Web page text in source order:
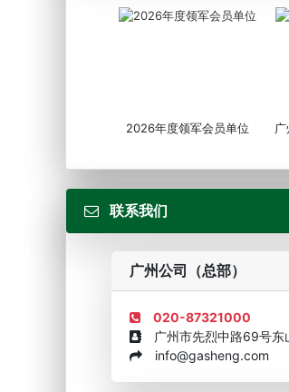
2026年度领军会员单位
联系我们
广州公司（总部）
020-87321000
广州市先烈中路69号东
info@gasheng.com